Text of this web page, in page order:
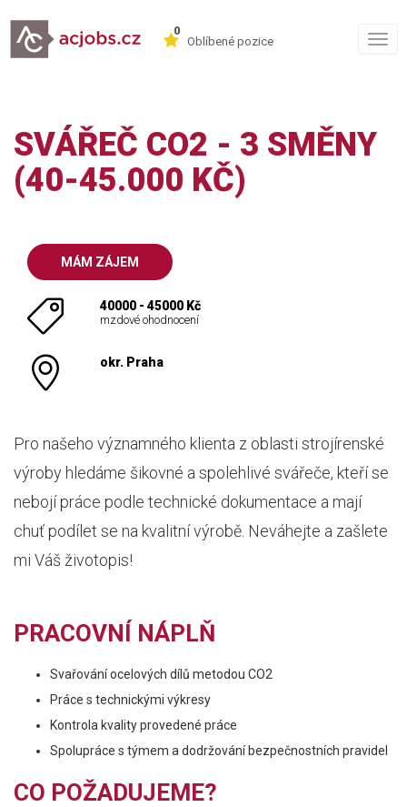
0
Oblíbené pozice
SVÁŘEČ CO2 - 3 SMĚNY
(40-45.000 KČ)
MÁM ZÁJEM
40000 - 45000 Kč
mzdové ohodnocení
okr. Praha
Pro našeho významného klienta z oblasti strojírenské
výroby hledáme šikovné a spolehlivé svářeče, kteří se
nebojí práce podle technické dokumentace a mají
chuť podílet se na kvalitní výrobě. Neváhejte a zašlete
mi Váš životopis!
PRACOVNÍ NÁPLŇ
Svařování ocelových dílů metodou CO2
Práce s technickými výkresy
Kontrola kvality provedené práce
Spolupráce s týmem a dodržování bezpečnostních pravidel
CO POŽADUJEME?